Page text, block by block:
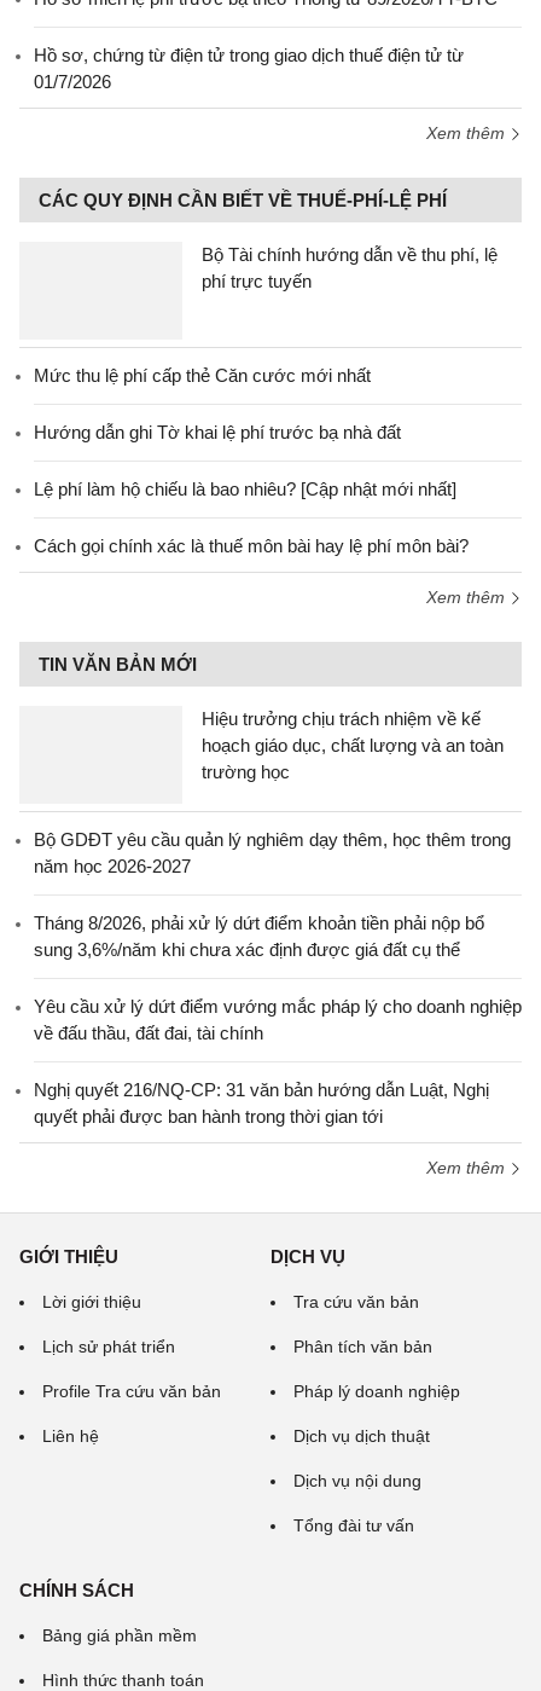
Hồ sơ, chứng từ điện tử trong giao dịch thuế điện tử từ
01/7/2026
Xem thêm
CÁC QUY ĐỊNH CẦN BIẾT VỀ THUẾ-PHÍ-LỆ PHÍ
Bộ Tài chính hướng dẫn về thu phí, lệ
phí trực tuyến
Mức thu lệ phí cấp thẻ Căn cước mới nhất
Hướng dẫn ghi Tờ khai lệ phí trước bạ nhà đất
Lệ phí làm hộ chiếu là bao nhiêu? [Cập nhật mới nhất]
Cách gọi chính xác là thuế môn bài hay lệ phí môn bài?
Xem thêm
TIN VĂN BẢN MỚI
Hiệu trưởng chịu trách nhiệm về kế
hoạch giáo dục, chất lượng và an toàn
trường học
Bộ GDĐT yêu cầu quản lý nghiêm dạy thêm, học thêm trong
năm học 2026-2027
Tháng 8/2026, phải xử lý dứt điểm khoản tiền phải nộp bổ
sung 3,6%/năm khi chưa xác định được giá đất cụ thể
Yêu cầu xử lý dứt điểm vướng mắc pháp lý cho doanh nghiệp
về đấu thầu, đất đai, tài chính
Nghị quyết 216/NQ-CP: 31 văn bản hướng dẫn Luật, Nghị
quyết phải được ban hành trong thời gian tới
Xem thêm
GIỚI THIỆU
Lời giới thiệu
Lịch sử phát triển
Profile Tra cứu văn bản
Liên hệ
DỊCH VỤ
Tra cứu văn bản
Phân tích văn bản
Pháp lý doanh nghiệp
Dịch vụ dịch thuật
Dịch vụ nội dung
Tổng đài tư vấn
CHÍNH SÁCH
Bảng giá phần mềm
Hình thức thanh toán